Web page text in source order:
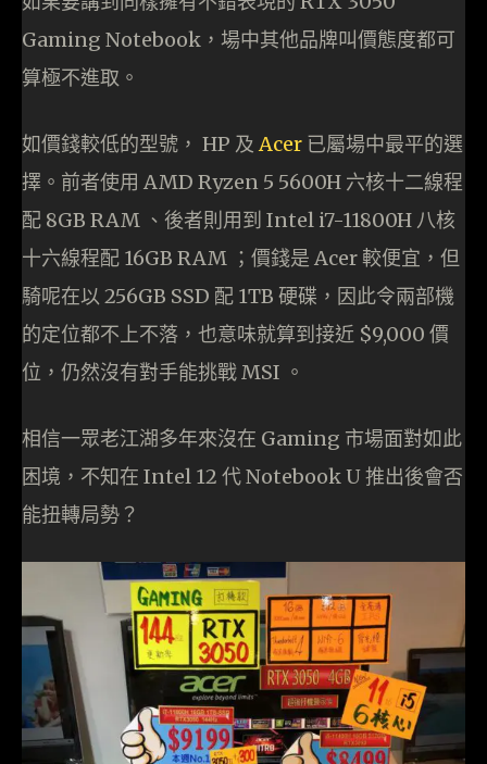
Gaming Notebook，場中其他品牌叫價態度都可
算極不進取。
如價錢較低的型號， HP 及Acer 已屬場中最平的選
擇。前者使用 AMD Ryzen 5 5600H 六核十二線程
配 8GB RAM 、後者則用到 Intel i7-11800H 八核
十六線程配 16GB RAM ；價錢是 Acer 較便宜，但
騎呢在以 256GB SSD 配 1TB 硬碟，因此令兩部機
的定位都不上不落，也意味就算到接近 $9,000 價
位，仍然沒有對手能挑戰 MSI 。
相信一眾老江湖多年來沒在 Gaming 市場面對如此
困境，不知在 Intel 12 代 Notebook U 推出後會否
能扭轉局勢？